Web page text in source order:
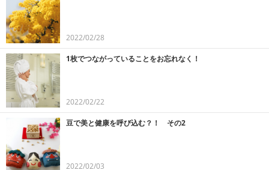
2022/02/28
1枚でつながっていることをお忘れなく！
2022/02/22
豆で美と健康を呼び込む？！ その2
2022/02/03